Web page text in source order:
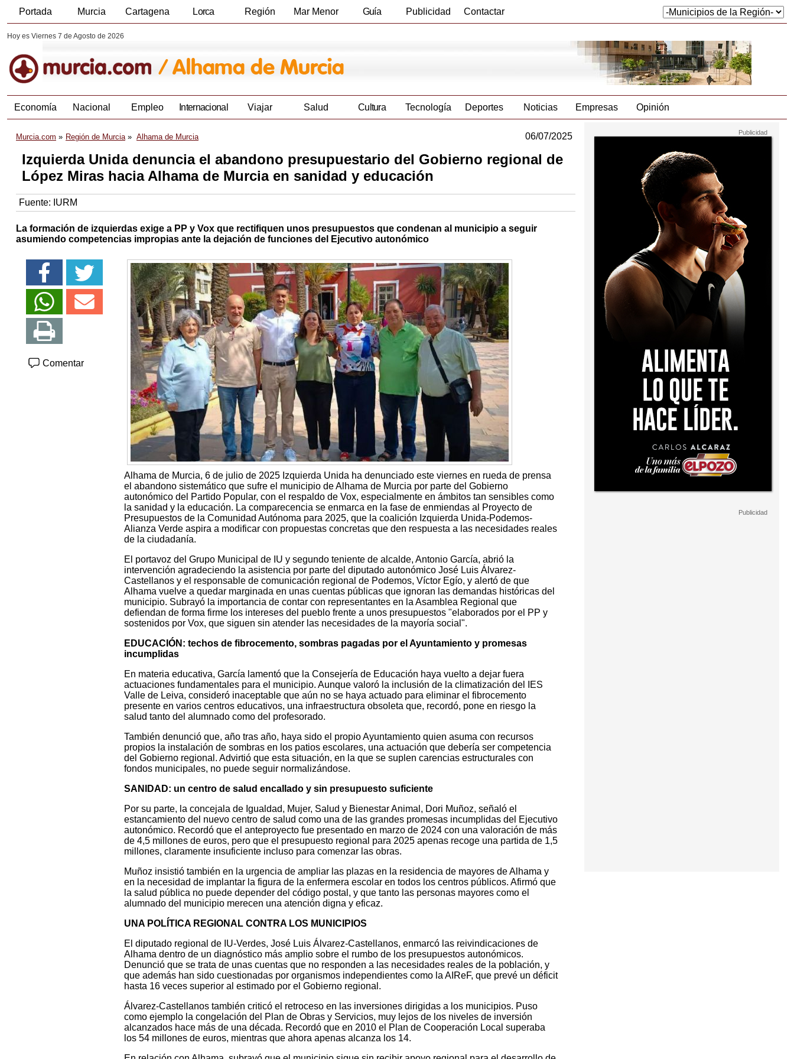
Portada Murcia Cartagena Lorca Región Mar Menor Guía Publicidad Contactar
Hoy es Viernes 7 de Agosto de 2026
Economía Nacional Empleo Internacional Viajar Salud Cultura Tecnología Deportes Noticias Empresas Opinión
Murcia.com Región de Murcia Alhama de Murcia 06/07/2025
Izquierda Unida denuncia el abandono presupuestario del Gobierno regional de
López Miras hacia Alhama de Murcia en sanidad y educación
Fuente: IURM
La formación de izquierdas exige a PP y Vox que rectifiquen unos presupuestos que condenan al municipio a seguir
asumiendo competencias impropias ante la dejación de funciones del Ejecutivo autonómico
Comentar
Alhama de Murcia, 6 de julio de 2025 Izquierda Unida ha denunciado este viernes en rueda de prensa
el abandono sistemático que sufre el municipio de Alhama de Murcia por parte del Gobierno
autonómico del Partido Popular, con el respaldo de Vox, especialmente en ámbitos tan sensibles como
la sanidad y la educación. La comparecencia se enmarca en la fase de enmiendas al Proyecto de
Presupuestos de la Comunidad Autónoma para 2025, que la coalición Izquierda Unida-Podemos-
Alianza Verde aspira a modificar con propuestas concretas que den respuesta a las necesidades reales
de la ciudadanía.
El portavoz del Grupo Municipal de IU y segundo teniente de alcalde, Antonio García, abrió la
intervención agradeciendo la asistencia por parte del diputado autonómico José Luis Álvarez-
Castellanos y el responsable de comunicación regional de Podemos, Víctor Egío, y alertó de que
Alhama vuelve a quedar marginada en unas cuentas públicas que ignoran las demandas históricas del
municipio. Subrayó la importancia de contar con representantes en la Asamblea Regional que
defiendan de forma firme los intereses del pueblo frente a unos presupuestos "elaborados por el PP y
sostenidos por Vox, que siguen sin atender las necesidades de la mayoría social".
EDUCACIÓN: techos de fibrocemento, sombras pagadas por el Ayuntamiento y promesas
incumplidas
En materia educativa, García lamentó que la Consejería de Educación haya vuelto a dejar fuera
actuaciones fundamentales para el municipio. Aunque valoró la inclusión de la climatización del IES
Valle de Leiva, consideró inaceptable que aún no se haya actuado para eliminar el fibrocemento
presente en varios centros educativos, una infraestructura obsoleta que, recordó, pone en riesgo la
salud tanto del alumnado como del profesorado.
También denunció que, año tras año, haya sido el propio Ayuntamiento quien asuma con recursos
propios la instalación de sombras en los patios escolares, una actuación que debería ser competencia
del Gobierno regional. Advirtió que esta situación, en la que se suplen carencias estructurales con
fondos municipales, no puede seguir normalizándose.
SANIDAD: un centro de salud encallado y sin presupuesto suficiente
Por su parte, la concejala de Igualdad, Mujer, Salud y Bienestar Animal, Dori Muñoz, señaló el
estancamiento del nuevo centro de salud como una de las grandes promesas incumplidas del Ejecutivo
autonómico. Recordó que el anteproyecto fue presentado en marzo de 2024 con una valoración de más
de 4,5 millones de euros, pero que el presupuesto regional para 2025 apenas recoge una partida de 1,5
millones, claramente insuficiente incluso para comenzar las obras.
Muñoz insistió también en la urgencia de ampliar las plazas en la residencia de mayores de Alhama y
en la necesidad de implantar la figura de la enfermera escolar en todos los centros públicos. Afirmó que
la salud pública no puede depender del código postal, y que tanto las personas mayores como el
alumnado del municipio merecen una atención digna y eficaz.
UNA POLÍTICA REGIONAL CONTRA LOS MUNICIPIOS
El diputado regional de IU-Verdes, José Luis Álvarez-Castellanos, enmarcó las reivindicaciones de
Alhama dentro de un diagnóstico más amplio sobre el rumbo de los presupuestos autonómicos.
Denunció que se trata de unas cuentas que no responden a las necesidades reales de la población, y
que además han sido cuestionadas por organismos independientes como la AIReF, que prevé un déficit
hasta 16 veces superior al estimado por el Gobierno regional.
Álvarez-Castellanos también criticó el retroceso en las inversiones dirigidas a los municipios. Puso
como ejemplo la congelación del Plan de Obras y Servicios, muy lejos de los niveles de inversión
alcanzados hace más de una década. Recordó que en 2010 el Plan de Cooperación Local superaba
los 54 millones de euros, mientras que ahora apenas alcanza los 14.